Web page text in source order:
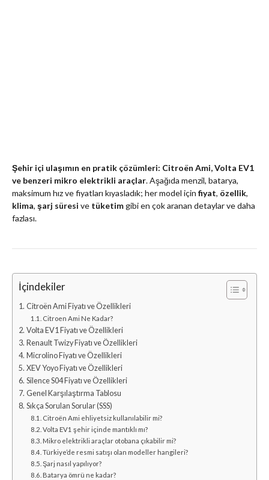
Şehir içi ulaşımın en pratik çözümleri: Citroën Ami, Volta EV1
ve benzeri mikro elektrikli araçlar. Aşağıda menzil, batarya,
maksimum hız ve fiyatları kıyasladık; her model için fiyat, özellik,
klima, şarj süresi ve tüketimgibi en çok aranan detaylar ve daha
fazlası.
İçindekiler
Citroën Ami Fiyatı ve Özellikleri
Citroen Ami Ne Kadar?
Volta EV1 Fiyatı ve Özellikleri
Renault Twizy Fiyatı ve Özellikleri
Microlino Fiyatı ve Özellikleri
XEV Yoyo Fiyatı ve Özellikleri
Silence S04 Fiyatı ve Özellikleri
Genel Karşılaştırma Tablosu
Sıkça Sorulan Sorular (SSS)
Citroën Ami ehliyetsiz kullanılabilir mi?
Volta EV1 şehir içinde mantıklı mı?
Mikro elektrikli araçlar otobana çıkabilir mi?
Türkiye’de resmi satışı olan modeller hangileri?
Şarj nasıl yapılıyor?
Batarya ömrü ne kadar?